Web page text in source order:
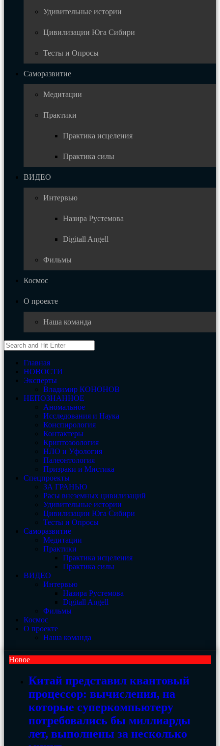
Удивительные истории
Цивилизации Юга Сибири
Тесты и Опросы
Саморазвитие
Медитации
Практики
Практика исцеления
Практика силы
ВИДЕО
Интервью
Назира Рустемова
Digitall Angell
Фильмы
Космос
О проекте
Наша команда
Главная
НОВОСТИ
Эксперты
Владимир КОНОНОВ
НЕПОЗНАННОЕ
Аномальное
Исследования и Наука
Конспирология
Контактеры
Криптозоология
НЛО и Уфология
Палеонтология
Призраки и Мистика
Спецпроекты
ЗА ГРАНЬЮ
Расы внеземных цивилизаций
Удивительные истории
Цивилизации Юга Сибири
Тесты и Опросы
Саморазвитие
Медитации
Практики
Практика исцеления
Практика силы
ВИДЕО
Интервью
Назира Рустемова
Digitall Angell
Фильмы
Космос
О проекте
Наша команда
Новое
Китай представил квантовый
процессор: вычисления, на
которые суперкомпьютеру
потребовались бы миллиарды
лет, выполнены за несколько